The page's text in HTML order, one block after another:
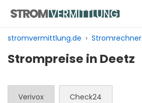
Inhalt
springen
stromvermittlung.de › Stromrechner
Strompreise in Deetz
Verivox Check24